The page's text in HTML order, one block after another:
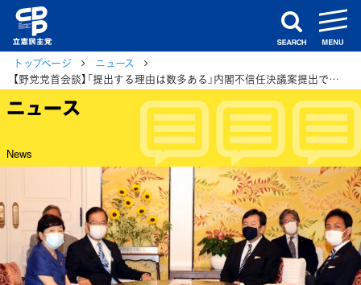
search
トップページ
ニュース
【野党党首会談】「提出する理由は数多ある」内閣不信任決議案提出で一致
ニュース
News